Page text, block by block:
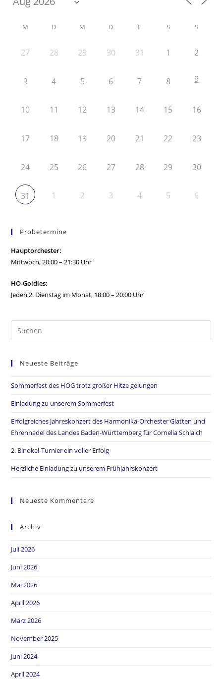
M D M D F S S
27 28 29 30 31 1 2
3 4 5 6 7 8 9
10 11 12 13 14 15 16
17 18 19 20 21 22 23
24 25 26 27 28 29 30
31 1 2 3 4 5 6
Probetermine
Hauptorchester:
Mittwoch, 20:00 – 21:30 Uhr
HO-Goldies:
Jeden 2. Dienstag im Monat, 18:00 – 20:00 Uhr
Neueste Beiträge
Sommerfest des HOG trotz großer Hitze gelungen
Einladung zu unserem Sommerfest
Erfolgreiches Jahreskonzert des Harmonika-Orchester Glatten und
Ehrennadel des Landes Baden-Württemberg für Cornelia Schlaich
2. Binokel-Turnier ein voller Erfolg
Herzliche Einladung zu unserem Frühjahrskonzert
Neueste Kommentare
Archiv
Juli 2026
Juni 2026
Mai 2026
April 2026
März 2026
November 2025
Juni 2024
April 2024